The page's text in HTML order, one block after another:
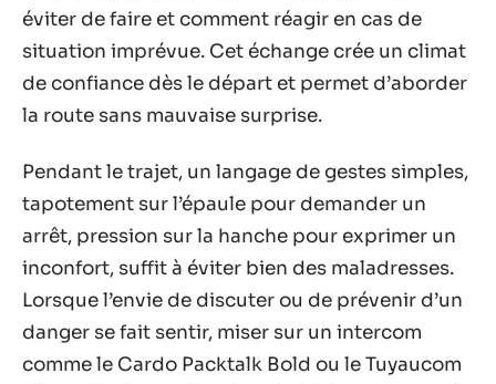
éviter de faire et comment réagir en cas de
situation imprévue. Cet échange crée un climat
de confiance dès le départ et permet d’aborder
la route sans mauvaise surprise.
Pendant le trajet, un langage de gestes simples,
tapotement sur l’épaule pour demander un
arrêt, pression sur la hanche pour exprimer un
inconfort, suffit à éviter bien des maladresses.
Lorsque l’envie de discuter ou de prévenir d’un
danger se fait sentir, miser sur un intercom
comme le Cardo Packtalk Bold ou le Tuyaucom